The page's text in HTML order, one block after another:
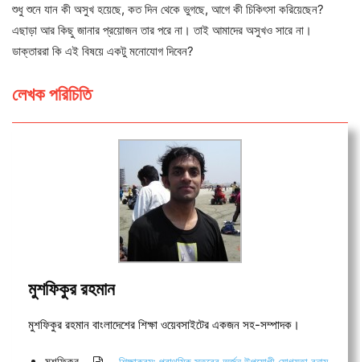
শুধু শুনে যান কী অসুখ হয়েছে, কত দিন থেকে ভুগছে, আগে কী চিকিৎসা করিয়েছেন?
এছাড়া আর কিছু জানার প্রয়োজন তার পরে না। তাই আমাদের অসুখও সারে না।
ডাক্তাররা কি এই বিষয়ে একটু মনোযোগ দিবেন?
লেখক পরিচিতি
মুশফিকুর রহমান
মুশফিকুর রহমান বাংলাদেশের শিক্ষা ওয়েবসাইটের একজন সহ-সম্পাদক।